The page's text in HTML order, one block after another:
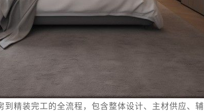
精装完工的全流程，包含整体设计、主材供应、